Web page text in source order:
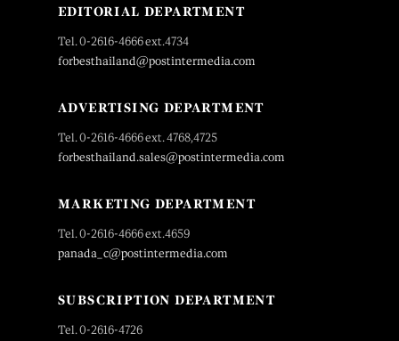
EDITORIAL DEPARTMENT
Tel. 0-2616-4666 ext.4734
forbesthailand@postintermedia.com
ADVERTISING DEPARTMENT
Tel. 0-2616-4666 ext. 4768,4725
forbesthailand.sales@postintermedia.com
MARKETING DEPARTMENT
Tel. 0-2616-4666 ext.4659
panada_c@postintermedia.com
SUBSCRIPTION DEPARTMENT
Tel. 0-2616-4726